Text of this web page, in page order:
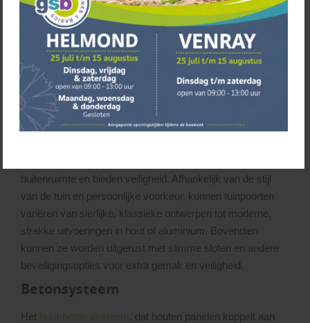
Geluidswerende schuttingenvormen een effectieve
oplossing voor het verminderen van omgevingsgeluid in je
tuin of buitenruimte. Deze speciaal ontworpen schuttingen
zijn gemaakt van materialen die geluid absorberen of
reflecteren, zoals dicht hout, composietplaten of specifieke
geluidsabsorberende materialen.
Tuinpoorten
buitenruimte en bieden veiligheid. Afhankelijk van de stijl
van de tuin en persoonlijke voorkeur, kunnen tuinpoorten
variëren van sierlijke, klassieke ontwerpen tot moderne,
strakke uitvoeringen in hout of aluminium. Bovendien
kunnen ze worden uitgerust met slimme sloten en andere
beveiligingsopties voor extra gemak en veiligheid.
Betonsysteem
Het hout-beton systeem
, dat houten panelen koppelt aan